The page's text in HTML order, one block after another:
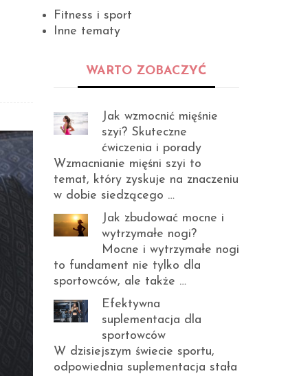
Fitness i sport
Inne tematy
WARTO ZOBACZYĆ
Jak wzmocnić mięśnie
szyi? Skuteczne
ćwiczenia i porady
Wzmacnianie mięśni szyi to
temat, który zyskuje na znaczeniu
w dobie siedzącego …
Jak zbudować mocne i
wytrzymałe nogi?
Mocne i wytrzymałe nogi
to fundament nie tylko dla
sportowców, ale także …
Efektywna
suplementacja dla
sportowców
W dzisiejszym świecie sportu,
odpowiednia suplementacja stała